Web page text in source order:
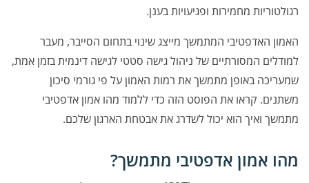
רגולטוריות מחמירות ופגיעויות בענן.
האמון האדפטיבי המתמשך מייצג שינוי בתחום הסייבר, מעבר
למודלים המסורתיים של ניהול גישה סטטי לגישה דינמית בזמן אמת,
שמעריכה באופן מתמשך את רמות האמון על פי גורמי סיכון
משתנים. קראו את הפוסט הזה כדי ללמוד מהו אמון אדפטיבי
מתמשך ואיך הוא יכול לשדרג את אבטחת הארגון שלכם.
מהו אמון אדפטיבי מתמשך?